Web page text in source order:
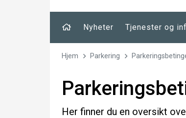
Nyheter Tjenester og
Hjem Parkering
Her finner du en oversikt